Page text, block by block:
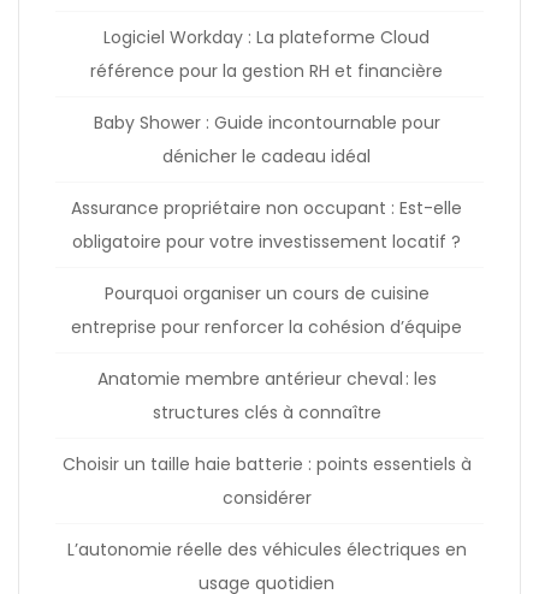
Logiciel Workday : La plateforme Cloud
référence pour la gestion RH et financière
Baby Shower : Guide incontournable pour
dénicher le cadeau idéal
Assurance propriétaire non occupant : Est-elle
obligatoire pour votre investissement locatif ?
Pourquoi organiser un cours de cuisine
entreprise pour renforcer la cohésion d’équipe
Anatomie membre antérieur cheval : les
structures clés à connaître
Choisir un taille haie batterie : points essentiels à
considérer
L’autonomie réelle des véhicules électriques en
usage quotidien